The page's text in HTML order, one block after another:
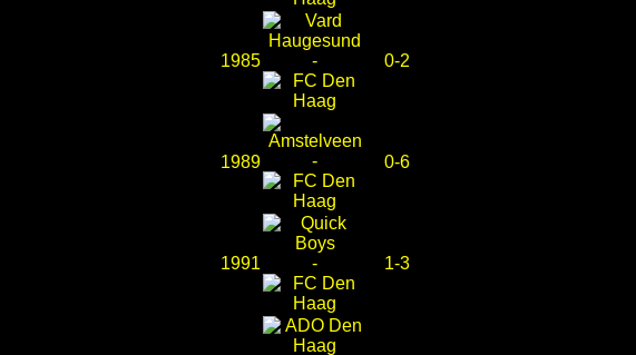
1985 - 0-2
1989 - 0-6
1991 - 1-3